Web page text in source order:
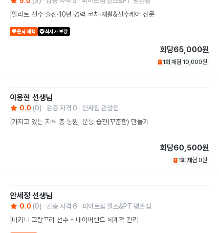
엘리트 선수 출신·10년 경력 코치·재활&선수케어 전문
운닥 혜택 최저가 보장
회당65,000원
1회 체험 10,000원
이용현 선생님
0.0 (0) 검증 자격 0
인싸짐 관양점
가지고 있는 지식 총 동원, 운동 습관(꾸준함) 만들기
회당60,500원
1회 체험 0원
안세정 선생님
0.0 (0) 검증 자격 6
피아트짐 헬스&PT 평촌점
비키니 그랑프리 선수 • 네이버밴드 체계적 관리